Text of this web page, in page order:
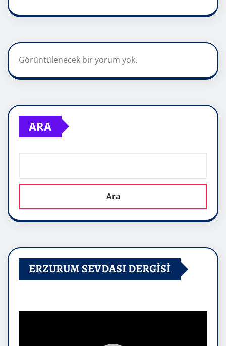
Görüntülenecek bir yorum yok.
ARA
Ara
ERZURUM SEVDASI DERGİSİ